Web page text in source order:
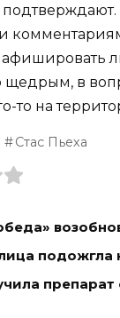
афишировать
в
то на
Стас Пьеха
подожгла
препарат